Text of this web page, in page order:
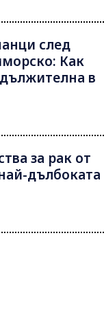
след
Как
в
за рак от
дълбоката